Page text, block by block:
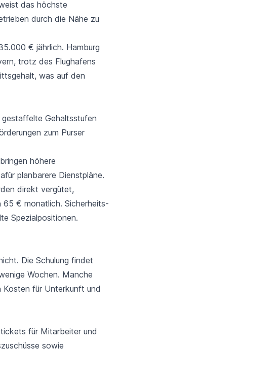
das höchste
durch die Nähe zu
€ jährlich. Hamburg
trotz des Flughafens
was auf den
Gehaltsstufen
zum Purser
höhere
planbarere Dienstpläne.
direkt vergütet,
65 € monatlich. Sicherheits-
Spezialpositionen.
Die Schulung findet
Wochen. Manche
Kosten für Unterkunft und
für Mitarbeiter und
sowie